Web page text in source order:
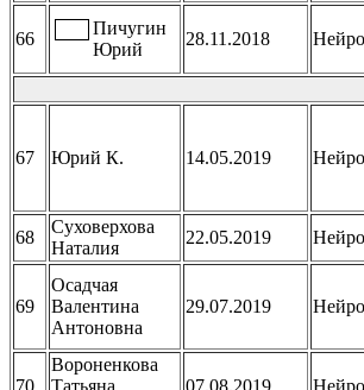
66
Пичугин
Юрий
28.11.2018
67 Юрий К. 14.05.2019
68
Суховерхова
Наталия
22.05.2019
69
Осадчая
Валентина
Антоновна
29.07.2019
70
Вороненкова
Татьяна
07.08.2019